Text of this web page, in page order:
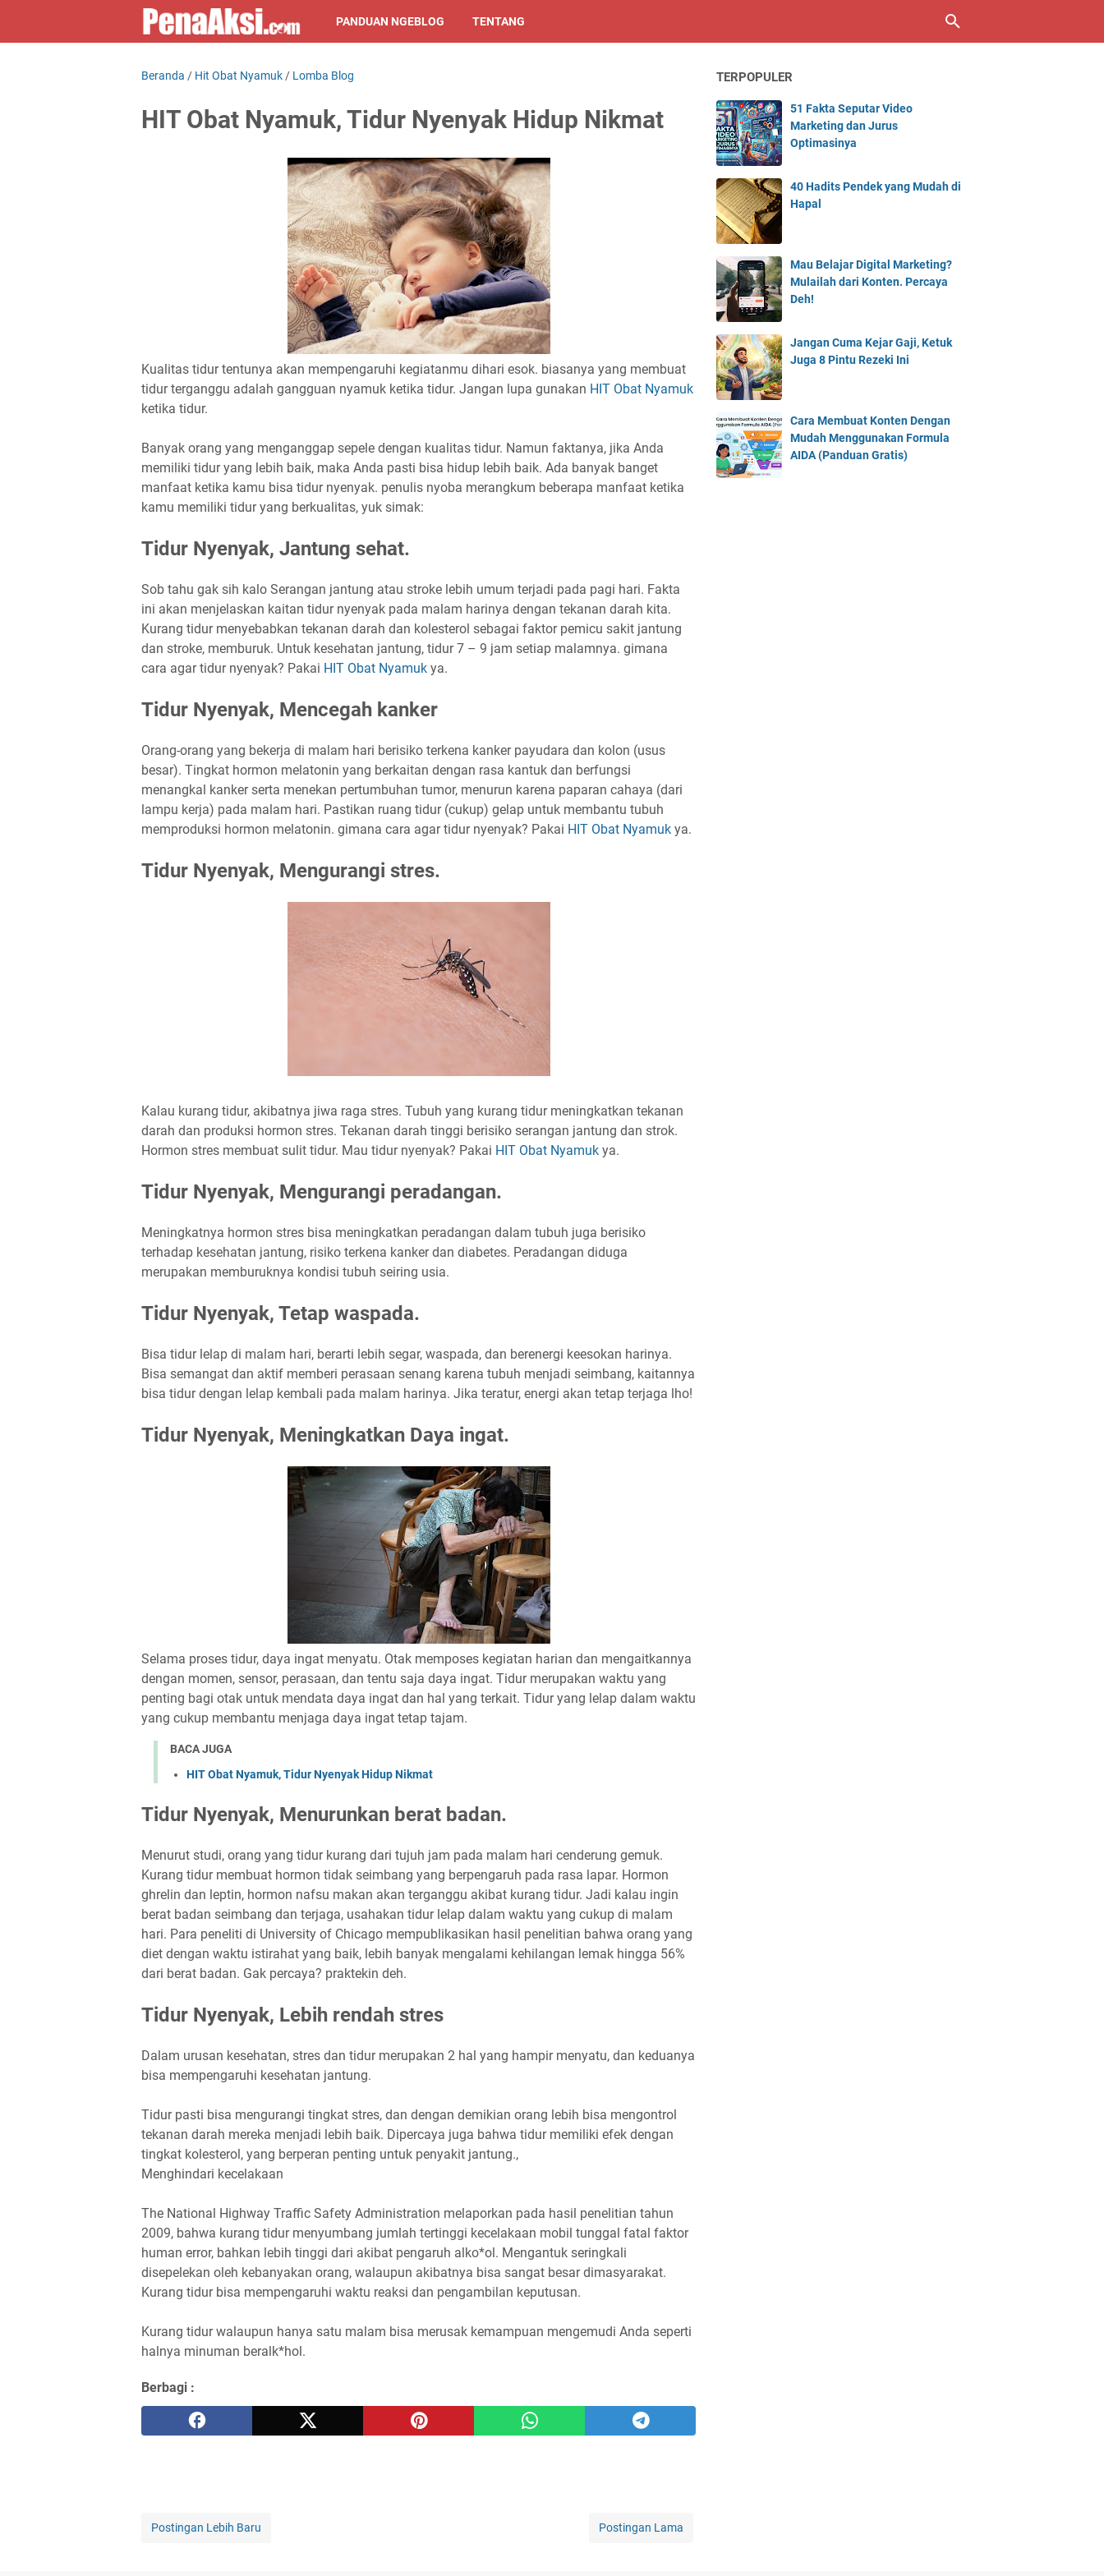
PANDUAN NGEBLOG TENTANG
Beranda / Hit Obat Nyamuk / Lomba Blog
HIT Obat Nyamuk, Tidur Nyenyak Hidup Nikmat
Kualitas tidur tentunya akan mempengaruhi kegiatanmu dihari esok. biasanya yang membuat
tidur terganggu adalah gangguan nyamuk ketika tidur. Jangan lupa gunakan HIT Obat Nyamuk
ketika tidur.
Banyak orang yang menganggap sepele dengan kualitas tidur. Namun faktanya, jika Anda
memiliki tidur yang lebih baik, maka Anda pasti bisa hidup lebih baik. Ada banyak banget
manfaat ketika kamu bisa tidur nyenyak. penulis nyoba merangkum beberapa manfaat ketika
kamu memiliki tidur yang berkualitas, yuk simak:
Tidur Nyenyak, Jantung sehat.
Sob tahu gak sih kalo Serangan jantung atau stroke lebih umum terjadi pada pagi hari. Fakta
ini akan menjelaskan kaitan tidur nyenyak pada malam harinya dengan tekanan darah kita.
Kurang tidur menyebabkan tekanan darah dan kolesterol sebagai faktor pemicu sakit jantung
dan stroke, memburuk. Untuk kesehatan jantung, tidur 7 – 9 jam setiap malamnya. gimana
cara agar tidur nyenyak? Pakai HIT Obat Nyamuk ya.
Tidur Nyenyak, Mencegah kanker
Orang-orang yang bekerja di malam hari berisiko terkena kanker payudara dan kolon (usus
besar). Tingkat hormon melatonin yang berkaitan dengan rasa kantuk dan berfungsi
menangkal kanker serta menekan pertumbuhan tumor, menurun karena paparan cahaya (dari
lampu kerja) pada malam hari. Pastikan ruang tidur (cukup) gelap untuk membantu tubuh
memproduksi hormon melatonin. gimana cara agar tidur nyenyak? Pakai HIT Obat Nyamuk ya.
Tidur Nyenyak, Mengurangi stres.
Kalau kurang tidur, akibatnya jiwa raga stres. Tubuh yang kurang tidur meningkatkan tekanan
darah dan produksi hormon stres. Tekanan darah tinggi berisiko serangan jantung dan strok.
Hormon stres membuat sulit tidur. Mau tidur nyenyak? Pakai HIT Obat Nyamuk ya.
Tidur Nyenyak, Mengurangi peradangan.
Meningkatnya hormon stres bisa meningkatkan peradangan dalam tubuh juga berisiko
terhadap kesehatan jantung, risiko terkena kanker dan diabetes. Peradangan diduga
merupakan memburuknya kondisi tubuh seiring usia.
Tidur Nyenyak, Tetap waspada.
Bisa tidur lelap di malam hari, berarti lebih segar, waspada, dan berenergi keesokan harinya.
Bisa semangat dan aktif memberi perasaan senang karena tubuh menjadi seimbang, kaitannya
bisa tidur dengan lelap kembali pada malam harinya. Jika teratur, energi akan tetap terjaga lho!
Tidur Nyenyak, Meningkatkan Daya ingat.
Selama proses tidur, daya ingat menyatu. Otak memposes kegiatan harian dan mengaitkannya
dengan momen, sensor, perasaan, dan tentu saja daya ingat. Tidur merupakan waktu yang
penting bagi otak untuk mendata daya ingat dan hal yang terkait. Tidur yang lelap dalam waktu
yang cukup membantu menjaga daya ingat tetap tajam.
BACA JUGA
HIT Obat Nyamuk, Tidur Nyenyak Hidup Nikmat
Tidur Nyenyak, Menurunkan berat badan.
Menurut studi, orang yang tidur kurang dari tujuh jam pada malam hari cenderung gemuk.
Kurang tidur membuat hormon tidak seimbang yang berpengaruh pada rasa lapar. Hormon
ghrelin dan leptin, hormon nafsu makan akan terganggu akibat kurang tidur. Jadi kalau ingin
berat badan seimbang dan terjaga, usahakan tidur lelap dalam waktu yang cukup di malam
hari. Para peneliti di University of Chicago mempublikasikan hasil penelitian bahwa orang yang
diet dengan waktu istirahat yang baik, lebih banyak mengalami kehilangan lemak hingga 56%
dari berat badan. Gak percaya? praktekin deh.
Tidur Nyenyak, Lebih rendah stres
Dalam urusan kesehatan, stres dan tidur merupakan 2 hal yang hampir menyatu, dan keduanya
bisa mempengaruhi kesehatan jantung.
Tidur pasti bisa mengurangi tingkat stres, dan dengan demikian orang lebih bisa mengontrol
tekanan darah mereka menjadi lebih baik. Dipercaya juga bahwa tidur memiliki efek dengan
tingkat kolesterol, yang berperan penting untuk penyakit jantung.,
Menghindari kecelakaan
The National Highway Traffic Safety Administration melaporkan pada hasil penelitian tahun
2009, bahwa kurang tidur menyumbang jumlah tertinggi kecelakaan mobil tunggal fatal faktor
human error, bahkan lebih tinggi dari akibat pengaruh alko*ol. Mengantuk seringkali
disepelekan oleh kebanyakan orang, walaupun akibatnya bisa sangat besar dimasyarakat.
Kurang tidur bisa mempengaruhi waktu reaksi dan pengambilan keputusan.
Kurang tidur walaupun hanya satu malam bisa merusak kemampuan mengemudi Anda seperti
halnya minuman beralk*hol.
Berbagi :
Postingan Lebih Baru Postingan Lama
TERPOPULER
51 Fakta Seputar Video
Marketing dan Jurus
Optimasinya
40 Hadits Pendek yang Mudah di
Hapal
Mau Belajar Digital Marketing?
Mulailah dari Konten. Percaya
Deh!
Jangan Cuma Kejar Gaji, Ketuk
Juga 8 Pintu Rezeki Ini
Cara Membuat Konten Dengan
Mudah Menggunakan Formula
AIDA (Panduan Gratis)